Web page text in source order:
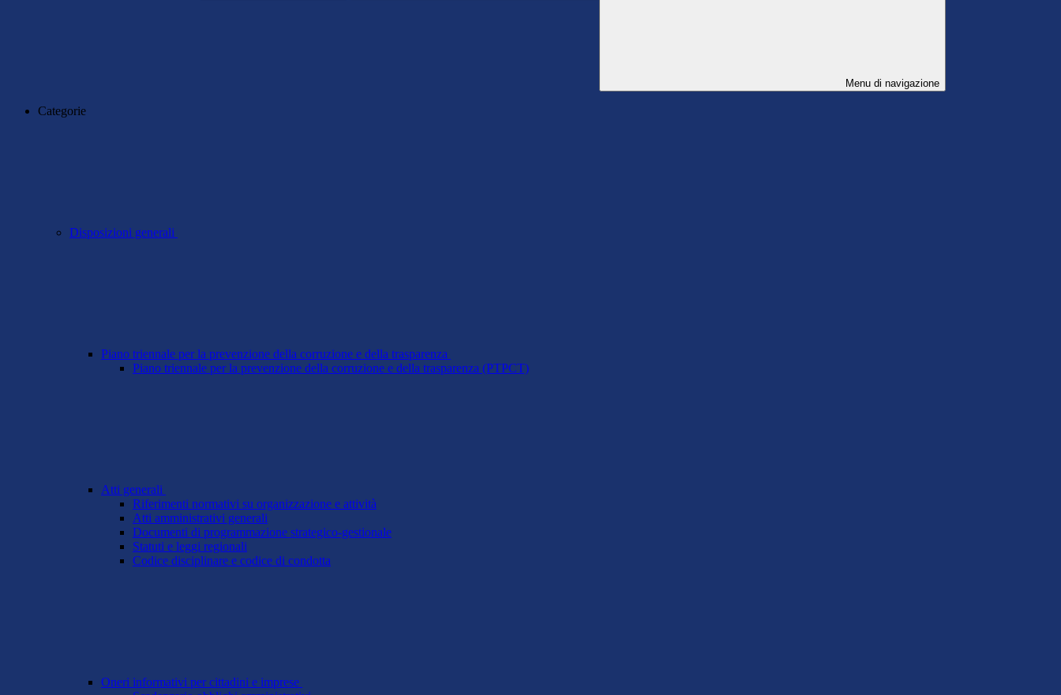
Menu di navigazione
Categorie
Disposizioni generali
Piano triennale per la prevenzione della corruzione e della trasparenza
Piano triennale per la prevenzione della corruzione e della trasparenza (PTPCT)
Atti generali
Riferimenti normativi su organizzazione e attività
Atti amministrativi generali
Documenti di programmazione strategico-gestionale
Statuti e leggi regionali
Codice disciplinare e codice di condotta
Oneri informativi per cittadini e imprese